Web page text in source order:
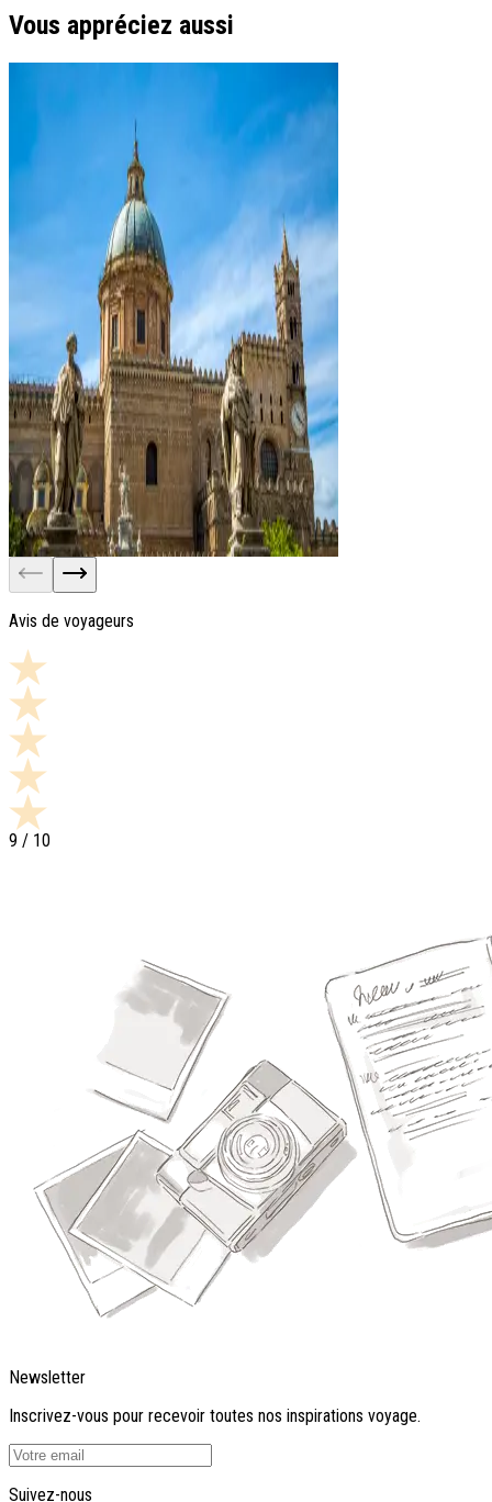
Vous appréciez aussi
Palerme
Avis de voyageurs
9 / 10
Newsletter
Inscrivez-vous pour recevoir toutes nos inspirations voyage.
Suivez-nous